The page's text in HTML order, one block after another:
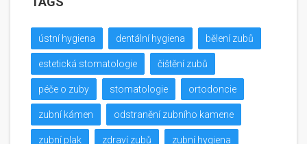
ústní hygiena dentální hygiena bělení zubů
estetická stomatologie čištění zubů
péče o zuby stomatologie ortodoncie
zubní kámen odstranění zubního kamene
zubní plak zdraví zubů zubní hygiena